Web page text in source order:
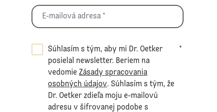
Súhlasím s tým, aby mi Dr. Oetker
posielal newsletter. Beriem na
vedomieZásady spracovania
osobných údajov. Súhlasím s tým, že
Dr. Oetker zdieľa moju e-mailovú
adresu v šifrovanej podobe s
*